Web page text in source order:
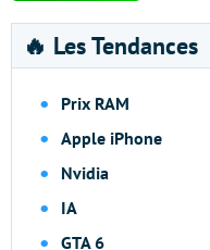
🔥 Les Tendances
Prix RAM
Apple iPhone
Nvidia
IA
GTA 6